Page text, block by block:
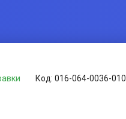
Код: 016-064-0036-010